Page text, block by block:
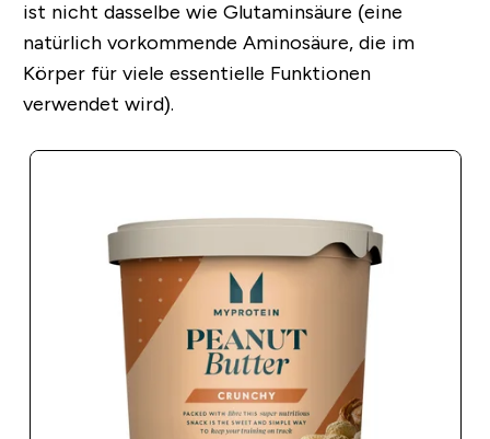
ist nicht dasselbe wie Glutaminsäure (eine
natürlich vorkommende Aminosäure, die im
Körper für viele essentielle Funktionen
verwendet wird).